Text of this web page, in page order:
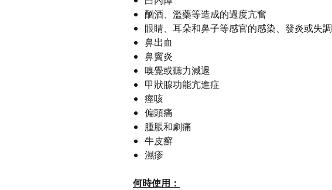
酗酒、濫藥等造成的過度亢奮
眼睛、耳朵和鼻子等感官的感染、發炎或失調
鼻出血
鼻竇炎
嗅覺或聽力減退
甲狀腺功能亢進症
痙咳
偏頭痛
腫脹和劇痛
牛皮癬
濕疹
何時使用：